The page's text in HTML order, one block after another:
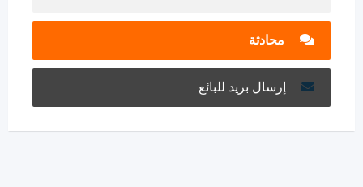
محادثة
إرسال بريد للبائع